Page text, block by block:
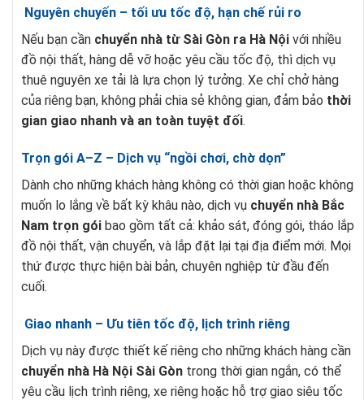
Nguyên chuyến – tối ưu tốc độ, hạn chế rủi ro
Nếu bạn cần chuyển nhà từ Sài Gòn ra Hà Nội với nhiều
đồ nội thất, hàng dễ vỡ hoặc yêu cầu tốc độ, thì dịch vụ
thuê nguyên xe tải là lựa chọn lý tưởng. Xe chỉ chở hàng
của riêng bạn, không phải chia sẻ không gian, đảm bảo thời
gian giao nhanh và an toàn tuyệt đối.
Trọn gói A–Z – Dịch vụ “ngồi chơi, chờ dọn”
Dành cho những khách hàng không có thời gian hoặc không
muốn lo lắng về bất kỳ khâu nào, dịch vụ chuyển nhà Bắc
Nam trọn gói bao gồm tất cả: khảo sát, đóng gói, tháo lắp
đồ nội thất, vận chuyển, và lắp đặt lại tại địa điểm mới. Mọi
thứ được thực hiện bài bản, chuyên nghiệp từ đầu đến
cuối.
Giao nhanh – Ưu tiên tốc độ, lịch trình riêng
Dịch vụ này được thiết kế riêng cho những khách hàng cần
chuyển nhà Hà Nội Sài Gòn trong thời gian ngắn, có thể
yêu cầu lịch trình riêng, xe riêng hoặc hỗ trợ giao siêu tốc